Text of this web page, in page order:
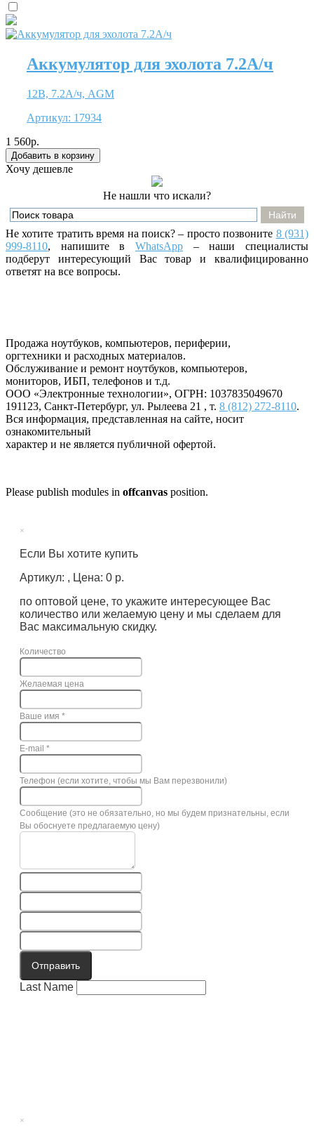
Аккумулятор для эхолота 7.2А/ч
12В, 7.2А/ч, AGM
Артикул: 17934
1 560р.
Хочу дешевле
Не нашли что искали?
Не хотите тратить время на поиск? – просто позвоните 8 (931)
999-8110, напишитевWhatsApp – наши специалисты
подберут интересующий Вас товар и квалифицированно
ответят на все вопросы.
Продажа ноутбуков, компьютеров, периферии,
оргтехники и расходных материалов.
Обслуживание и ремонт ноутбуков, компьютеров,
мониторов, ИБП, телефонов и т.д.
ООО «Электронные технологии», ОГРН: 1037835049670
191123, Санкт-Петербург, ул. Рылеева 21 , т. 8 (812) 272-8110.
Вся информация, представленная на сайте, носит
ознакомительный
характер и не является публичной офертой.
Please publish modules in offcanvas position.
×
Если Вы хотите купить
Артикул: , Цена: 0 р.
по оптовой цене, то укажите интересующее Вас
количество или желаемую цену и мы сделаем для
Вас максимальную скидку.
Количество
Желаемая цена
Ваше имя *
E-mail *
Телефон (если хотите, чтобы мы Вам перезвонили)
Сообщение (это не обязательно, но мы будем признательны, если
Вы обоснуете предлагаемую цену)
Отправить
Last Name
×